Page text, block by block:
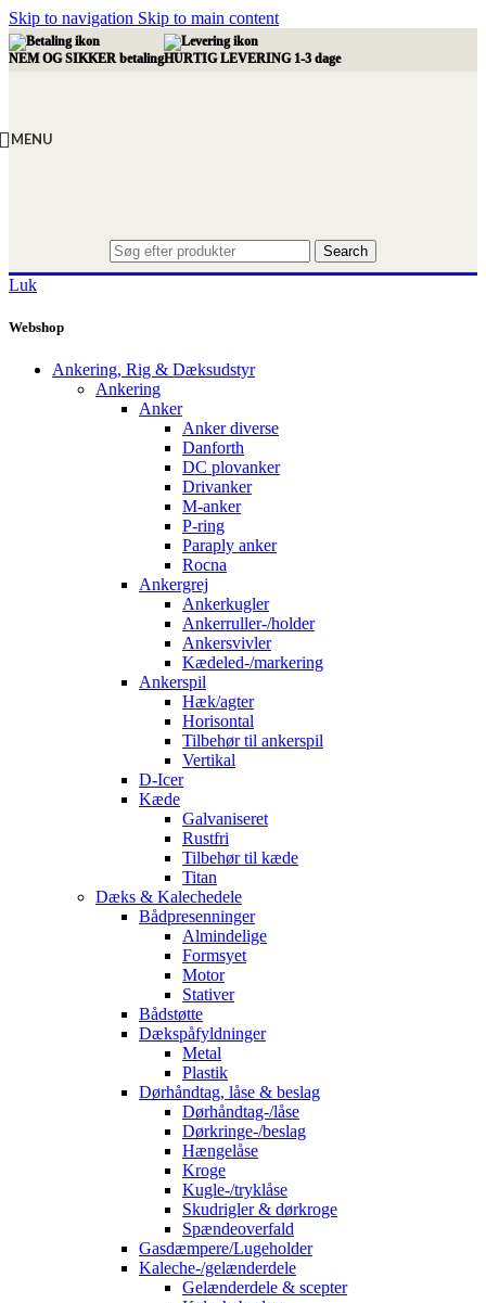
Skip to navigation Skip to main content
NEM OG SIKKER betalingHURTIG LEVERING 1-3 dage
MENU
Search
Luk
Webshop
Ankering, Rig & Dæksudstyr
Ankering
Anker
Anker diverse
Danforth
DC plovanker
Drivanker
M-anker
P-ring
Paraply anker
Rocna
Ankergrej
Ankerkugler
Ankerruller-/holder
Ankersvivler
Kædeled-/markering
Ankerspil
Hæk/agter
Horisontal
Tilbehør til ankerspil
Vertikal
D-Icer
Kæde
Galvaniseret
Rustfri
Tilbehør til kæde
Titan
Dæks & Kalechedele
Bådpresenninger
Almindelige
Formsyet
Motor
Stativer
Bådstøtte
Dækspåfyldninger
Metal
Plastik
Dørhåndtag, låse & beslag
Dørhåndtag-/låse
Dørkringe-/beslag
Hængelåse
Kroge
Kugle-/tryklåse
Skudrigler & dørkroge
Spændeoverfald
Gasdæmpere/Lugeholder
Kaleche-/gelænderdele
Gelænderdele & scepter